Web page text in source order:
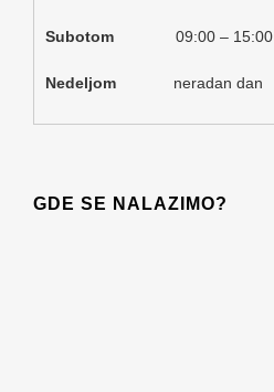
Subotom 09:00 – 15:00
Nedeljom neradan dan
GDE SE NALAZIMO?